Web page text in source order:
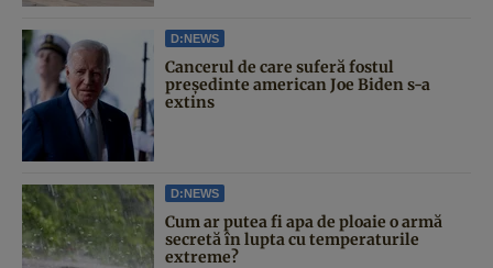
D:NEWS
Cancerul de care suferă fostul
președinte american Joe Biden s-a
extins
D:NEWS
Cum ar putea fi apa de ploaie o armă
secretă în lupta cu temperaturile
extreme?